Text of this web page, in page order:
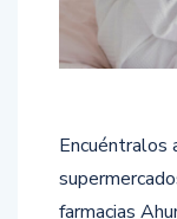
Encuéntralos
farmacias